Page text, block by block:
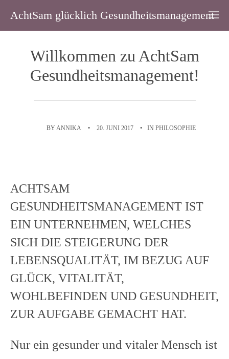
AchtSam glücklich Gesundheitsmanagement
Willkommen zu AchtSam
Gesundheitsmanagement!
BYANNIKA • 20. JUNI 2017 • IN PHILOSOPHIE
ACHTSAM
GESUNDHEITSMANAGEMENT IST
EIN UNTERNEHMEN, WELCHES
SICH DIE STEIGERUNG DER
LEBENSQUALITÄT, IM BEZUG AUF
GLÜCK, VITALITÄT,
WOHLBEFINDEN UND GESUNDHEIT,
ZUR AUFGABE GEMACHT HAT.
Nur ein gesunder und vitaler Mensch ist